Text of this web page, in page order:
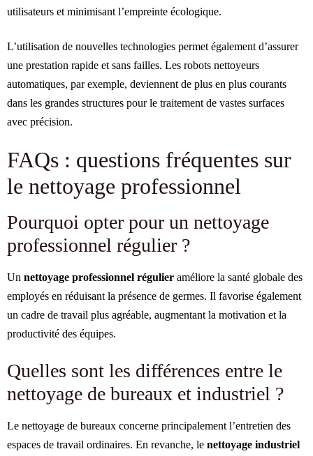
utilisateurs et minimisant l’empreinte écologique.
L’utilisation de nouvelles technologies permet également d’assurer
une prestation rapide et sans failles. Les robots nettoyeurs
automatiques, par exemple, deviennent de plus en plus courants
dans les grandes structures pour le traitement de vastes surfaces
avec précision.
FAQs : questions fréquentes sur
le nettoyage professionnel
Pourquoi opter pour un nettoyage
professionnel régulier ?
Un nettoyage professionnel régulier améliore la santé globale des
employés en réduisant la présence de germes. Il favorise également
un cadre de travail plus agréable, augmentant la motivation et la
productivité des équipes.
Quelles sont les différences entre le
nettoyage de bureaux et industriel ?
Le nettoyage de bureaux concerne principalement l’entretien des
espaces de travail ordinaires. En revanche, le nettoyage industriel